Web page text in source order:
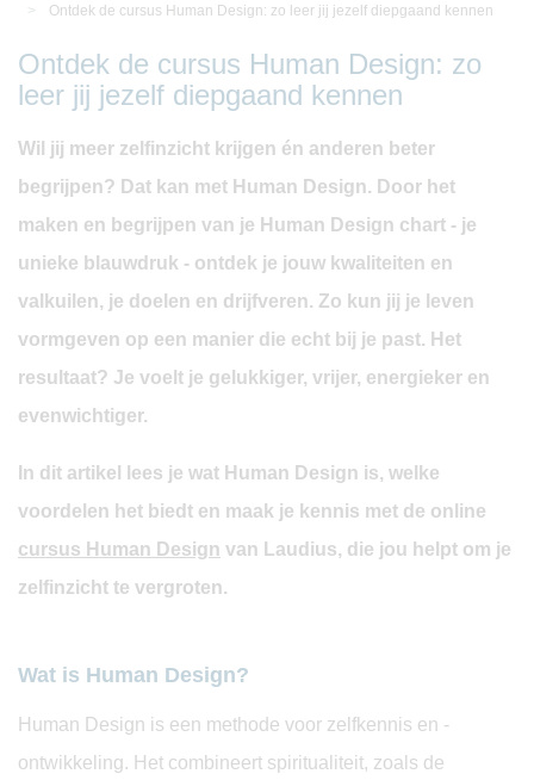
Ontdek de cursus Human Design: zo leer jij jezelf diepgaand kennen
Ontdek de cursus Human Design: zo
leer jij jezelf diepgaand kennen
Wil jij meer zelfinzicht krijgen én anderen beter
begrijpen? Dat kan met Human Design. Door het
maken en begrijpen van je Human Design chart - je
unieke blauwdruk - ontdek je jouw kwaliteiten en
valkuilen, je doelen en drijfveren. Zo kun jij je leven
vormgeven op een manier die echt bij je past. Het
resultaat? Je voelt je gelukkiger, vrijer, energieker en
evenwichtiger.
In dit artikel lees je wat Human Design is, welke
voordelen het biedt en maak je kennis met de online
cursus Human Design van Laudius, die jou helpt om je
zelfinzicht te vergroten.
Wat is Human Design?
Human Design is een methode voor zelfkennis en -
ontwikkeling. Het combineert spiritualiteit, zoals de